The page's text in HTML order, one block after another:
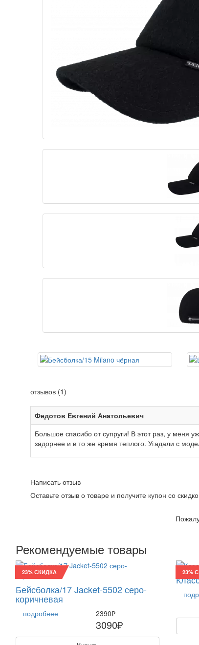
отзывов (1)
Федотов Евгений Анатольевич
Большое спасибо от супруги! В этот раз, у меня
задорнее и в то же время теплого. Угадали с
Написать отзыв
Оставьте отзыв о товаре и получите купон со
Рекомендуемые товары
23% СКИДКА
Бейсболка/17 Jacket-5502 серо-
коричневая
подробнее 2390₽
3090₽
23%